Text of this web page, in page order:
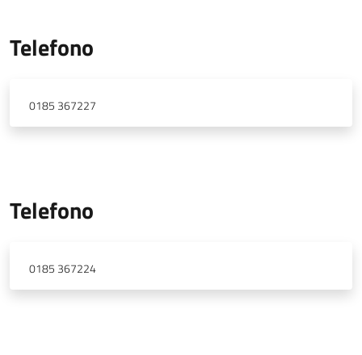
Telefono
0185 367227
Telefono
0185 367224